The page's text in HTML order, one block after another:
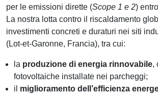
per le emissioni dirette (Scope 1 e 2)
La nostra lotta contro il riscaldamento
investimenti concreti e duraturi nei siti
(Lot-et-Garonne, Francia), tra cui:
la produzione di energia rinnovabile,
fotovoltaiche installate nei parcheggi;
il miglioramento dell’efficienza